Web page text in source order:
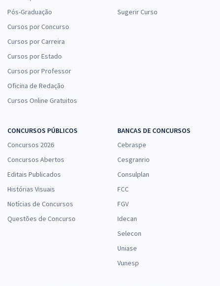
Pós-Graduação
Cursos por Concurso
Cursos por Carreira
Cursos por Estado
Cursos por Professor
Oficina de Redação
Cursos Online Gratuitos
Sugerir Curso
CONCURSOS PÚBLICOS
Concursos 2026
Concursos Abertos
Editais Publicados
Histórias Visuais
Notícias de Concursos
Questões de Concurso
BANCAS DE CONCURSOS
Cebraspe
Cesgranrio
Consulplan
FCC
FGV
Idecan
Selecon
Uniase
Vunesp